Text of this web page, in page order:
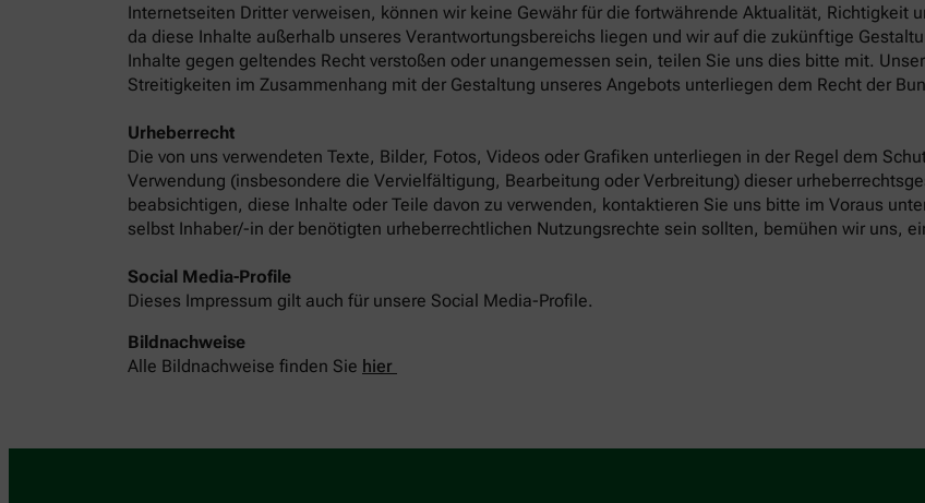
Internetseiten Dritter verweisen, können wir keine Gewähr für die fortwährende Aktualität, Richtigkeit
da diese Inhalte außerhalb unseres Verantwortungsbereichs liegen und wir auf die zukünftige
Inhalte gegen geltendes Recht verstoßen oder unangemessen sein, teilen Sie uns dies bitte mit.
Streitigkeiten im Zusammenhang mit der Gestaltung unseres Angebots unterliegen dem Recht der
Urheberrecht
Die von uns verwendeten Texte, Bilder, Fotos, Videos oder Grafiken unterliegen in der Regel dem
Verwendung (insbesondere die Vervielfältigung, Bearbeitung oder Verbreitung) dieser
beabsichtigen, diese Inhalte oder Teile davon zu verwenden, kontaktieren Sie uns bitte im Voraus
selbst Inhaber/-in der benötigten urheberrechtlichen Nutzungsrechte sein sollten, bemühen wir uns,
Social Media-Profile
Dieses Impressum gilt auch für unsere Social Media-Profile.
Bildnachweise
Alle Bildnachweise finden Sie hier